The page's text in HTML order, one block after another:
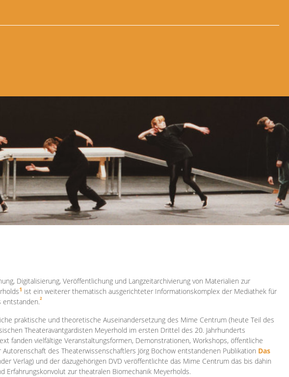
Digitalisierung, Veröffentlichung und Langzeitarchivierung von Materialien zur
1 ist ein weiterer thematisch ausgerichteter Informationskomplex der Mediathek für
entstanden.2
praktische und theoretische Auseinandersetzung des Mime Centrum (heute Teil des
Theateravantgardisten Meyerhold im ersten Drittel des 20. Jahrhunderts
fanden vielfältige Veranstaltungsformen, Demonstrationen, Workshops, öffentliche
des Theaterwissenschaftlers Jörg Bochow entstandenen Publikation Das
Verlag) und der dazugehörigen DVD veröffentlichte das Mime Centrum das bis dahin
zur theatralen Biomechanik Meyerholds.